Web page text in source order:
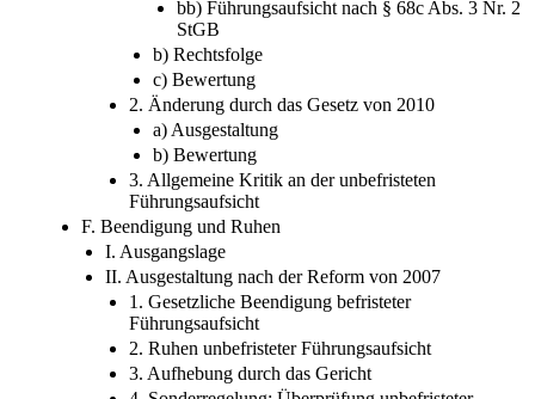
bb) Führungsaufsicht nach § 68c Abs. 3 Nr. 2
StGB
b) Rechtsfolge
c) Bewertung
2. Änderung durch das Gesetz von 2010
a) Ausgestaltung
b) Bewertung
3. Allgemeine Kritik an der unbefristeten
Führungsaufsicht
F. Beendigung und Ruhen
I. Ausgangslage
II. Ausgestaltung nach der Reform von 2007
1. Gesetzliche Beendigung befristeter
Führungsaufsicht
2. Ruhen unbefristeter Führungsaufsicht
3. Aufhebung durch das Gericht